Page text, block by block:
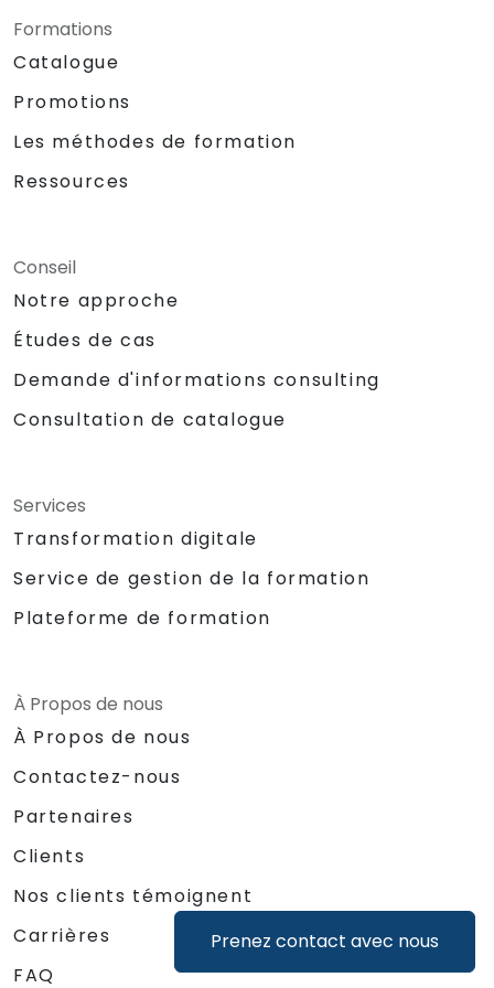
Prenez contact avec nous
Formations
Catalogue
Promotions
Les méthodes de formation
Ressources
Conseil
Notre approche
Études de cas
Demande d'informations consulting
Consultation de catalogue
Services
Transformation digitale
Service de gestion de la formation
Plateforme de formation
À Propos de nous
À Propos de nous
Contactez-nous
Partenaires
Clients
Nos clients témoignent
Carrières
FAQ